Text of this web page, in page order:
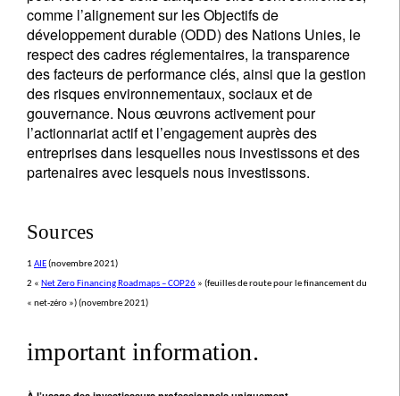
comme l’alignement sur les Objectifs de
développement durable (ODD) des Nations Unies, le
respect des cadres réglementaires, la transparence
des facteurs de performance clés, ainsi que la gestion
des risques environnementaux, sociaux et de
gouvernance. Nous œuvrons activement pour
l’actionnariat actif et l’engagement auprès des
entreprises dans lesquelles nous investissons et des
partenaires avec lesquels nous investissons.
Sources
1 AIE(novembre 2021)
2 « Net Zero Financing Roadmaps – COP26 » (feuilles de route pour le financement du
« net-zéro ») (novembre 2021)
important information.